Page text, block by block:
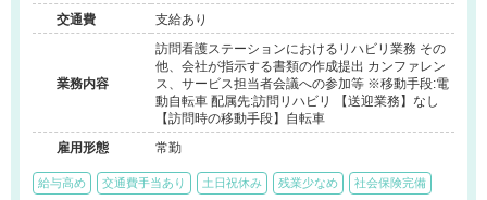
交通費
支給あり
業務内容
訪問看護ステーションにおけるリハビリ業務 その
他、会社が指示する書類の作成提出 カンファレン
ス、サービス担当者会議への参加等 ※移動手段:電
動自転車 配属先:訪問リハビリ 【送迎業務】なし
【訪問時の移動手段】自転車
雇用形態
常勤
給与高め 交通費手当あり 土日祝休み 残業少なめ 社会保険完備